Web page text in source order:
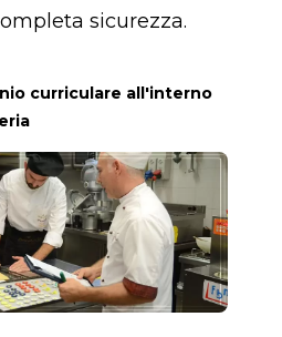
sicurezza.
curriculare all'interno